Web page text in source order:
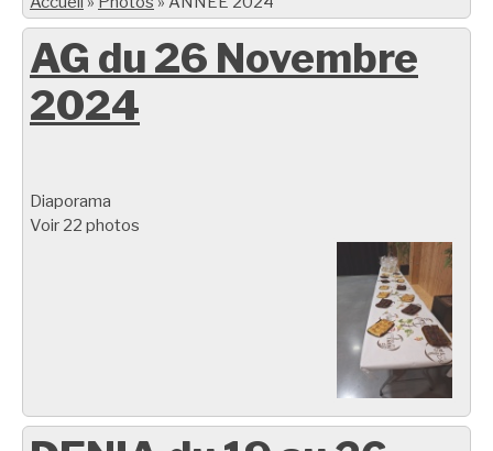
AG du 26 Novembre
2024
Diaporama
Voir 22 photos